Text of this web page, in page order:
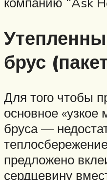
брус
Для того чтобы
основное «узкое
бруса —
предложено
сердцевину